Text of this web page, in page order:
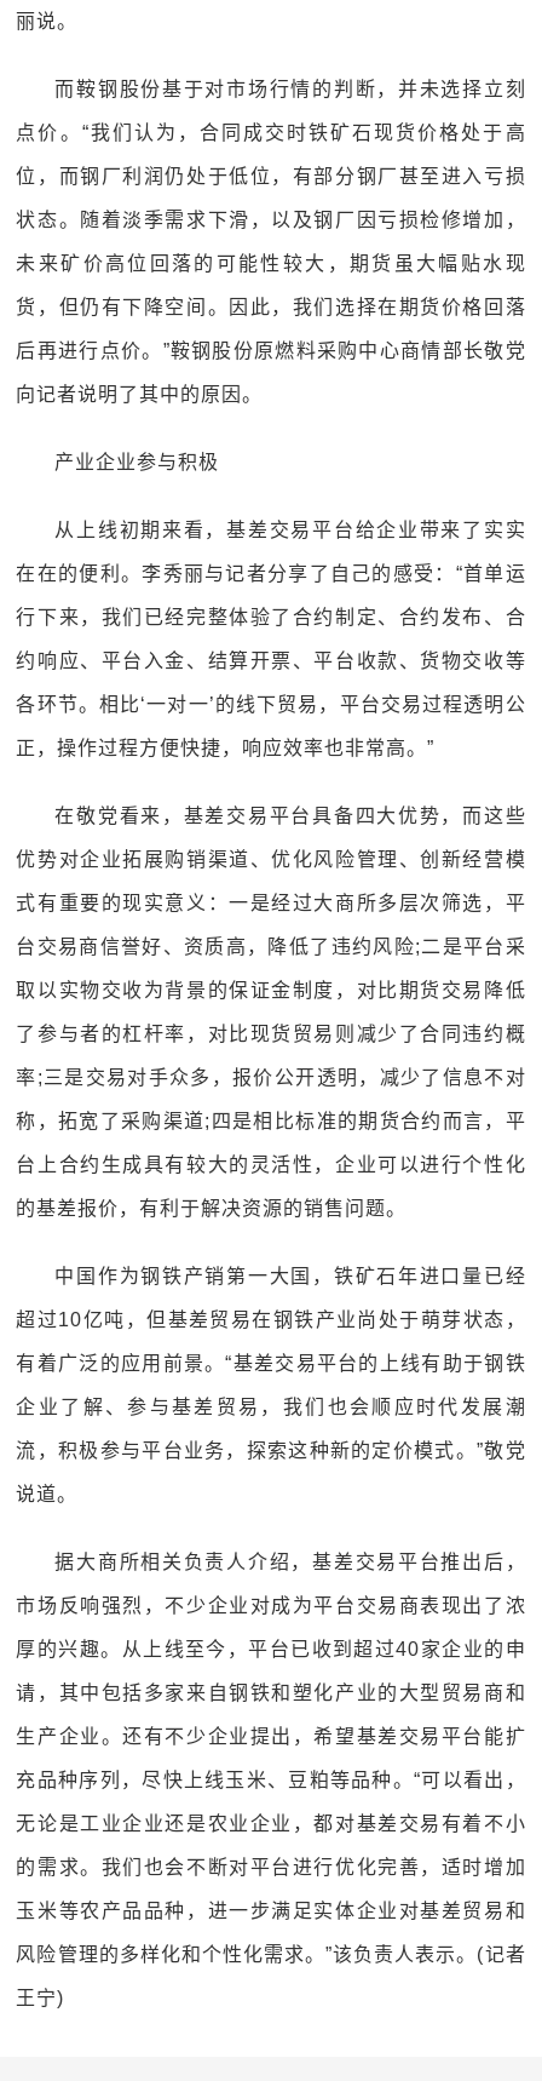
丽说。
而鞍钢股份基于对市场行情的判断，并未选择立刻
点价。“我们认为，合同成交时铁矿石现货价格处于高
位，而钢厂利润仍处于低位，有部分钢厂甚至进入亏损
状态。随着淡季需求下滑，以及钢厂因亏损检修增加，
未来矿价高位回落的可能性较大，期货虽大幅贴水现
货，但仍有下降空间。因此，我们选择在期货价格回落
后再进行点价。”鞍钢股份原燃料采购中心商情部长敬党
向记者说明了其中的原因。
产业企业参与积极
从上线初期来看，基差交易平台给企业带来了实实
在在的便利。李秀丽与记者分享了自己的感受：“首单运
行下来，我们已经完整体验了合约制定、合约发布、合
约响应、平台入金、结算开票、平台收款、货物交收等
各环节。相比‘一对一’的线下贸易，平台交易过程透明公
正，操作过程方便快捷，响应效率也非常高。”
在敬党看来，基差交易平台具备四大优势，而这些
优势对企业拓展购销渠道、优化风险管理、创新经营模
式有重要的现实意义：一是经过大商所多层次筛选，平
台交易商信誉好、资质高，降低了违约风险;二是平台采
取以实物交收为背景的保证金制度，对比期货交易降低
了参与者的杠杆率，对比现货贸易则减少了合同违约概
率;三是交易对手众多，报价公开透明，减少了信息不对
称，拓宽了采购渠道;四是相比标准的期货合约而言，平
台上合约生成具有较大的灵活性，企业可以进行个性化
的基差报价，有利于解决资源的销售问题。
中国作为钢铁产销第一大国，铁矿石年进口量已经
超过10亿吨，但基差贸易在钢铁产业尚处于萌芽状态，
有着广泛的应用前景。“基差交易平台的上线有助于钢铁
企业了解、参与基差贸易，我们也会顺应时代发展潮
流，积极参与平台业务，探索这种新的定价模式。”敬党
说道。
据大商所相关负责人介绍，基差交易平台推出后，
市场反响强烈，不少企业对成为平台交易商表现出了浓
厚的兴趣。从上线至今，平台已收到超过40家企业的申
请，其中包括多家来自钢铁和塑化产业的大型贸易商和
生产企业。还有不少企业提出，希望基差交易平台能扩
充品种序列，尽快上线玉米、豆粕等品种。“可以看出，
无论是工业企业还是农业企业，都对基差交易有着不小
的需求。我们也会不断对平台进行优化完善，适时增加
玉米等农产品品种，进一步满足实体企业对基差贸易和
风险管理的多样化和个性化需求。”该负责人表示。(记者
王宁)